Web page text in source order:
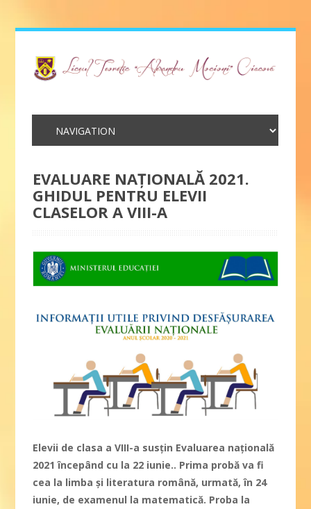
EVALUARE NAȚIONALĂ 2021.
GHIDUL PENTRU ELEVII
CLASELOR A VIII-A
Elevii de clasa a VIII-a susțin Evaluarea națională
2021 începând cu la 22 iunie.. Prima probă va fi
cea la limba și literatura română, urmată, în 24
iunie, de examenul la matematică. Proba la